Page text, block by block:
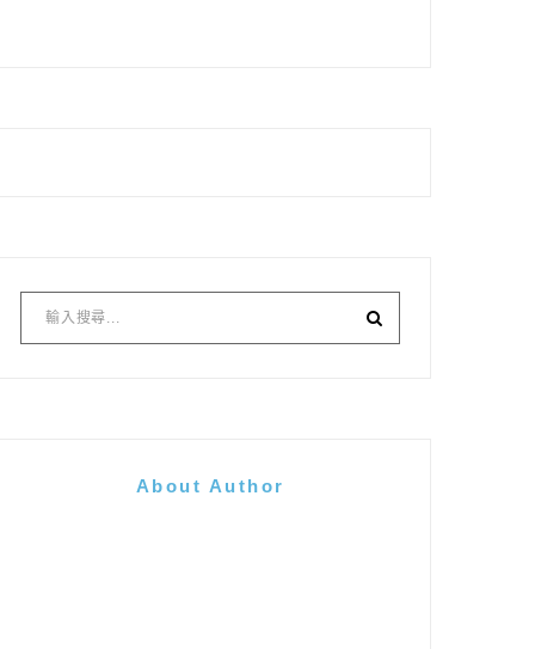
About Author